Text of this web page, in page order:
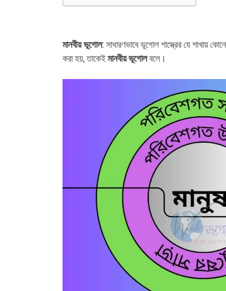
মানবীয় ভূগোল: সাধারণভাবে ভূগোল শাস্ত্রের যে শাখায়
করা হয়, তাকেইমানবীয় ভূগোলবলে।